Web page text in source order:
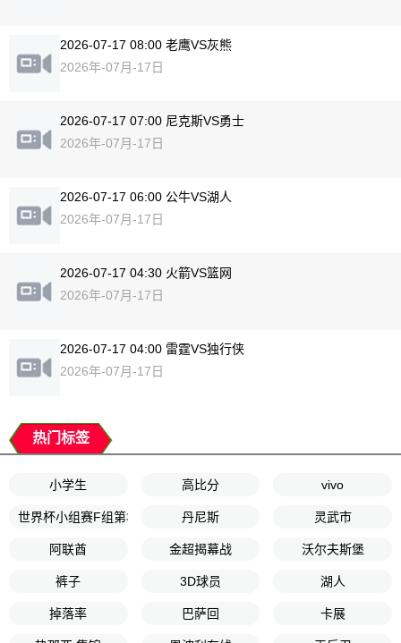
2026-07-17 08:00 老鹰VS灰熊
2026年-07月-17日
2026-07-17 07:00 尼克斯VS勇士
2026年-07月-17日
2026-07-17 06:00 公牛VS湖人
2026年-07月-17日
2026-07-17 04:30 火箭VS篮网
2026年-07月-17日
2026-07-17 04:00 雷霆VS独行侠
2026年-07月-17日
热门标签
小学生 高比分 vivo
世界杯小组赛F组第3轮 丹尼斯 灵武市
阿联酋 金超揭幕战 沃尔夫斯堡
裤子 3D球员 湖人
掉落率 巴萨回 卡展